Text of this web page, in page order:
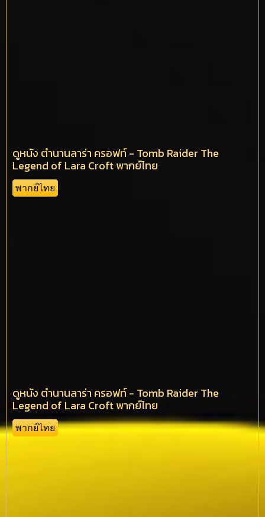
ดูหนัง ตำนานลาร่า ครอฟท์ - Tomb Raider The
Legend of Lara Croft พากย์ไทย
พากย์ไทย
ดูหนัง ตำนานลาร่า ครอฟท์ - Tomb Raider The
Legend of Lara Croft พากย์ไทย
พากย์ไทย